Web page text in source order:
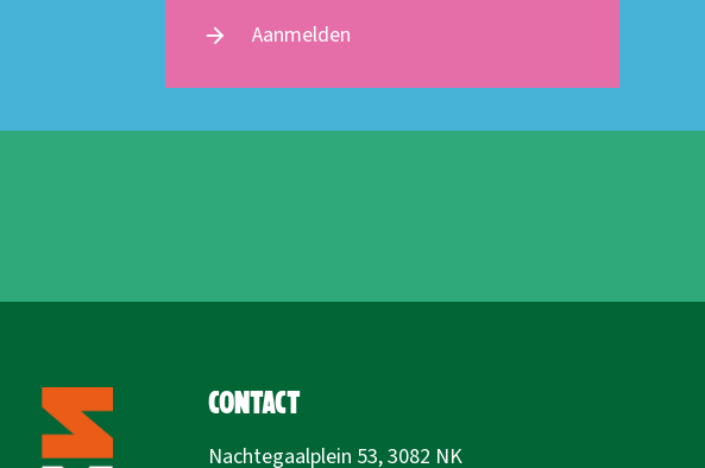
arrow_forward Aanmelden
Contact
Nachtegaalplein 53, 3082 NK